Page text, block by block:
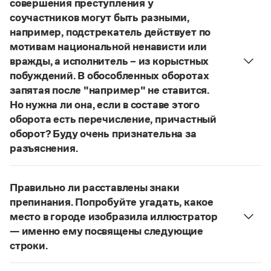
Словари русского языка как государственного
Справочники
Правила русской орфографии и пунктуации
Русский язык. Краткий теоретический курс
для школьников
Письмовник
Справочник по пунктуации
Справочник по фразеологии
Азбучные истины
Все справочники портала
Новости и события
Управление в русском языке
Словарь русских имён
Словарь методических терминов
Правила русской орфографии и пунктуации
(1956)
совершения преступления у
соучастников могут быть разными,
например, подстрекатель действует по
мотивам национальной ненависти или
вражды, а исполнитель – из корыстных
побуждений. В обособленных оборотах
запятая после "например" не ставится.
Но нужна ли она, если в составе этого
оборота есть перечисление, причастный
оборот? Буду очень признательна за
разъяснения.
В § 94«Правил русской орфографии и пунктуации»
слова и сочетания слов, стоящие на границе
частей сложного предложения и относящиеся к
следующему за ними предложению,
не отделяются от него запятой:Послышался
резкий стук, должно быть сорвалась ставня
По этому правилу запятая посленапример
Правильно ли расставлены знаки
препинания. Попробуйте угадать, какое
место в городе изобразила иллюстратор
— именно ему посвящены следующие
строки.
Нужно закрыть запятой придаточную часть: